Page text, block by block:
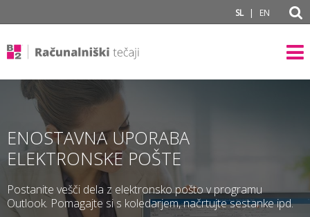
SL | EN
ENOSTAVNA UPORABA
ELEKTRONSKE POŠTE
Postanite vešči dela z elektronsko pošto v programu
Outlook. Pomagajte si s koledarjem, načrtujte sestanke ipd.